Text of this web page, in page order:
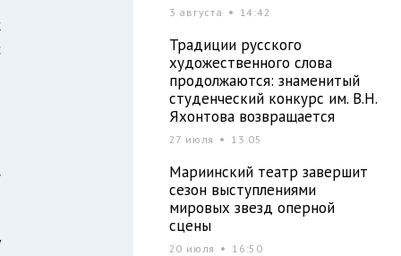
3 августа 14:42
Традиции русского
художественного слова
продолжаются: знаменитый
студенческий конкурс им. В.Н.
Яхонтова возвращается
27 июля 13:05
Мариинский театр завершит
сезон выступлениями
мировых звезд оперной
сцены
20 июля 16:50